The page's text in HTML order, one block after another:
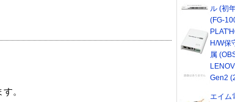
。
ル (初
(FG-
H/W保
属
Gen2
エイム